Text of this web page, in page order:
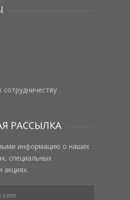
сотрудничеству
РАССЫЛКА
информацию о наших
специальных
акциях.